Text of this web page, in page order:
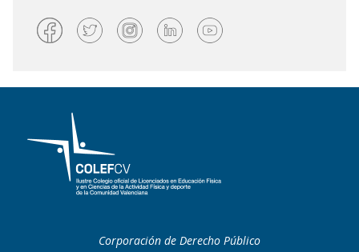
Corporación de Derecho Público